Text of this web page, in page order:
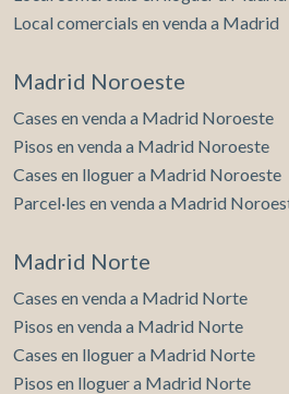
Local comercials en venda a Madrid
Madrid Noroeste
Cases en venda a Madrid Noroeste
Pisos en venda a Madrid Noroeste
Cases en lloguer a Madrid Noroeste
Parcel·les en venda a Madrid
Madrid Norte
Cases en venda a Madrid Norte
Pisos en venda a Madrid Norte
Cases en lloguer a Madrid Norte
Pisos en lloguer a Madrid Norte